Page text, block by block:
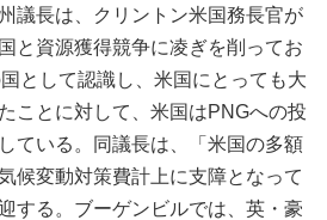
議長は、クリントン米国務長官が
と資源獲得競争に凌ぎを削ってお
として認識し、米国にとっても大
ことに対して、米国はPNGへの投
ている。同議長は、「米国の多額
候変動対策費計上に支障となって
する。ブーゲンビルでは、英・豪